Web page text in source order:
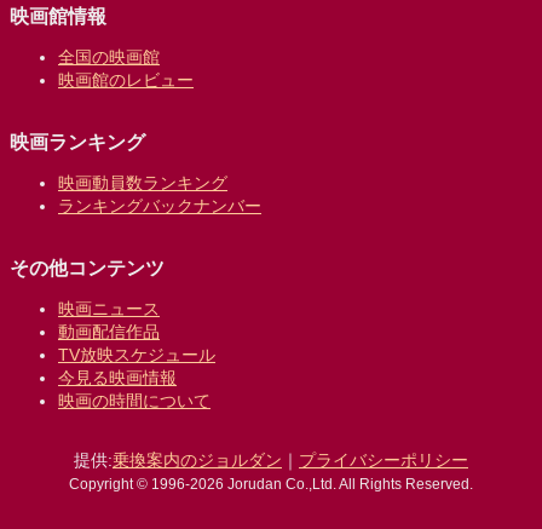
映画館情報
全国の映画館
映画館のレビュー
映画ランキング
映画動員数ランキング
ランキングバックナンバー
その他コンテンツ
映画ニュース
動画配信作品
TV放映スケジュール
今見る映画情報
映画の時間について
提供:乗換案内のジョルダン ｜ プライバシーポリシー
Copyright © 1996-2026 Jorudan Co.,Ltd. All Rights Reserved.